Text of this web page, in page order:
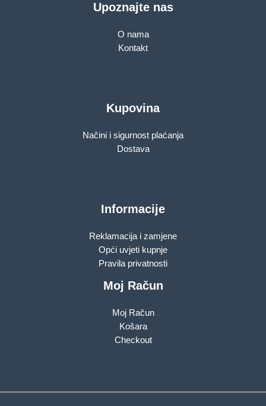
Upoznajte nas
O nama
Kontakt
Kupovina
Načini i sigurnost plaćanja
Dostava
Informacije
Reklamacija i zamjene
Opći uvjeti kupnje
Pravila privatnosti
Moj Račun
Moj Račun
Košara
Checkout